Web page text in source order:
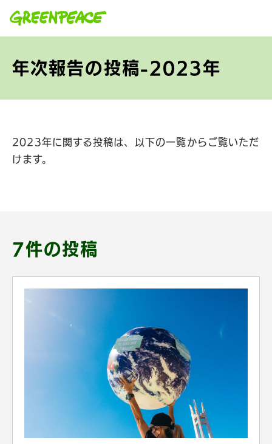
年次報告の投稿-2023年
2023年に関する投稿は、以下の一覧からご覧いただ
けます。
7件の投稿